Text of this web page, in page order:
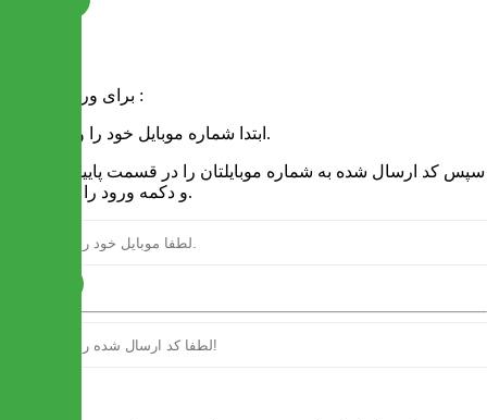
برای ورود به سایت :
1 - ابتدا شماره موبایل خود را وارد کنید.
و دکمه ورود را انتخاب کنید.